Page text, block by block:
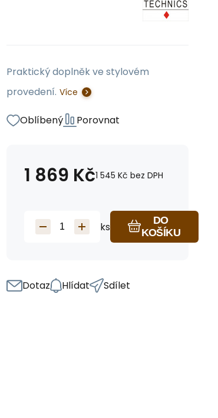
Praktický doplněk ve stylovém
provedení. Více
Oblíbený Porovnat
1 869 Kč1 545 Kč bez DPH
ks
DO
KOŠÍKU
Dotaz Hlídat Sdílet